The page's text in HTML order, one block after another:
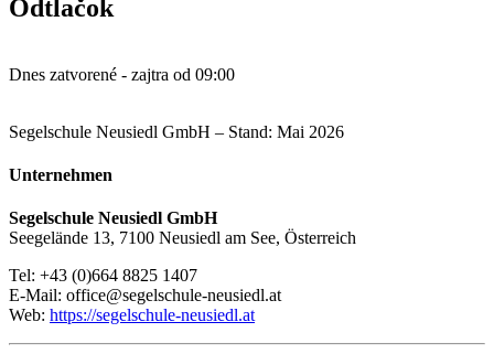
Odtlačok
Dnes zatvorené - zajtra od 09:00
Segelschule Neusiedl GmbH – Stand: Mai 2026
Unternehmen
Segelschule Neusiedl GmbH
Seegelände 13, 7100 Neusiedl am See, Österreich
Tel: +43 (0)664 8825 1407
E-Mail: office@segelschule-neusiedl.at
Web: https://segelschule-neusiedl.at